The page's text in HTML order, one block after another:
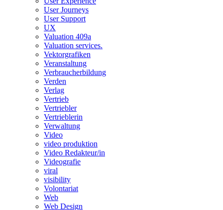
User Journeys
User Support
UX
Valuation 409a
Valuation services.
Vektorgrafiken
Veranstaltung
Verbraucherbildung
Verden
Verlag
Vertrieb
Vertriebler
Vertrieblerin
Verwaltung
Video
video produktion
Video Redakteur/in
Videografie
viral
visibility
Volontariat
Web
Web Design